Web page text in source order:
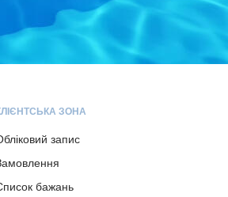
ЗОНА
запис
бажань